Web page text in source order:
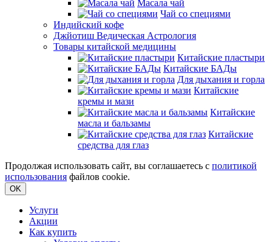
Масала чай
Чай со специями
Индийский кофе
Джйотиш Ведическая Астрология
Товары китайской медицины
Китайские пластыри
Китайские БАДы
Для дыхания и горла
Китайские
кремы и мази
Китайские
масла и бальзамы
Китайские
средства для глаз
Продолжая использовать сайт, вы соглашаетесь с политикой
использования файлов cookie.
OK
Услуги
Акции
Как купить